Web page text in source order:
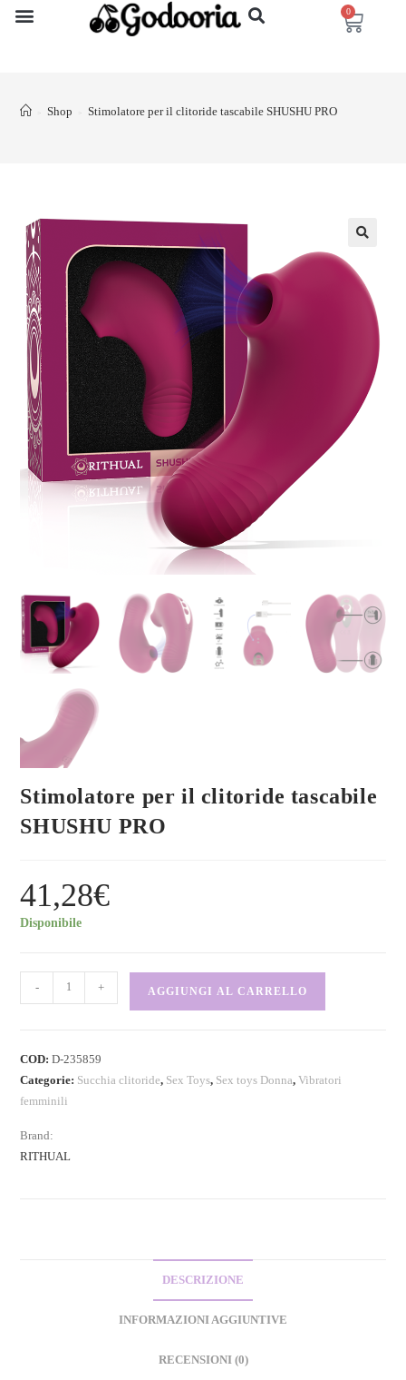
0
> Shop > Stimolatore per il clitoride tascabile SHUSHU PRO
Stimolatore per il clitoride tascabile
SHUSHU PRO
41,28€
Disponibile
- + AGGIUNGI AL CARRELLO
COD:D-235859
Categorie: Succhia clitoride, Sex Toys, Sex toys Donna,Vibratori
femminili
Brand:
RITHUAL
DESCRIZIONE
INFORMAZIONI AGGIUNTIVE
RECENSIONI (0)